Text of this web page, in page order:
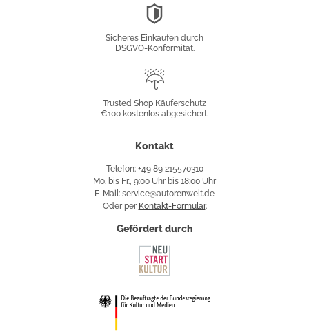
Sicheres Einkaufen durch
DSGVO-Konformität.
Käuferschutz
Trusted Shop Käuferschutz
€100 kostenlos abgesichert.
Kontakt
Telefon: +49 89 215570310
Mo. bis Fr., 9:00 Uhr bis 18:00 Uhr
E-Mail: service@autorenwelt.de
Oder per Kontakt-Formular.
Gefördert durch